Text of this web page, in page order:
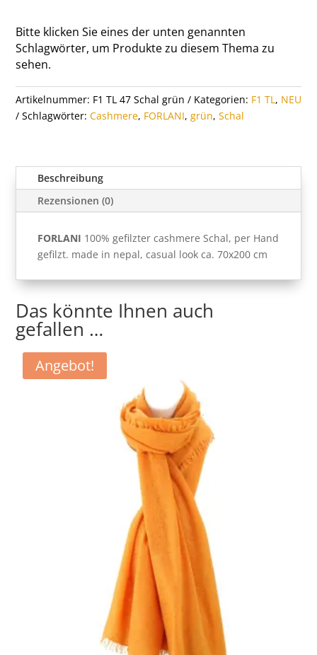
Bitte klicken Sie eines der unten genannten
Schlagwörter, um Produkte zu diesem Thema zu
sehen.
Artikelnummer: F1 TL 47 Schal grün Kategorien: F1 TL, NEU
Schlagwörter: Cashmere, FORLANI, grün, Schal
Beschreibung
Rezensionen (0)
FORLANI 100% gefilzter cashmere Schal, per Hand
gefilzt. made in nepal, casual look ca. 70x200 cm
Das könnte Ihnen auch
gefallen …
Angebot!